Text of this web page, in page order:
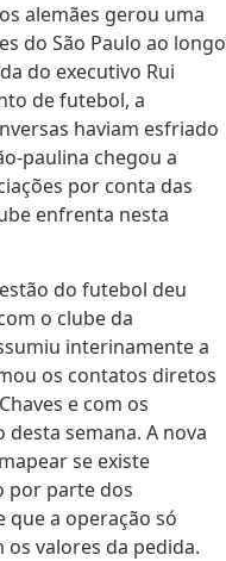
alemães gerou uma
do São Paulo ao longo
do executivo Rui
de futebol, a
haviam esfriado
paulina chegou a
por conta das
enfrenta nesta
do futebol deu
o clube da
interinamente a
os contatos diretos
e com os
semana. A nova
se existe
por parte dos
que a operação só
os valores da pedida.